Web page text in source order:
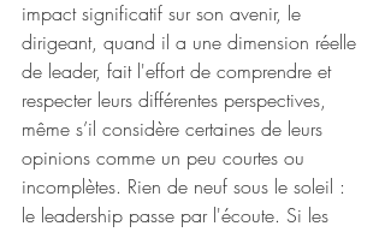
impact significatif sur son avenir, le
dirigeant, quand il a une dimension réelle
de leader, fait l'effort de comprendre et
respecter leurs différentes perspectives,
même s’il considère certaines de leurs
opinions comme un peu courtes ou
incomplètes. Rien de neuf sous le soleil :
le leadership passe par l'écoute. Si les